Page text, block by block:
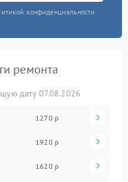
конфиденциальности
ремонта
дату 07.08.2026
1270 р
1920 р
1620 р